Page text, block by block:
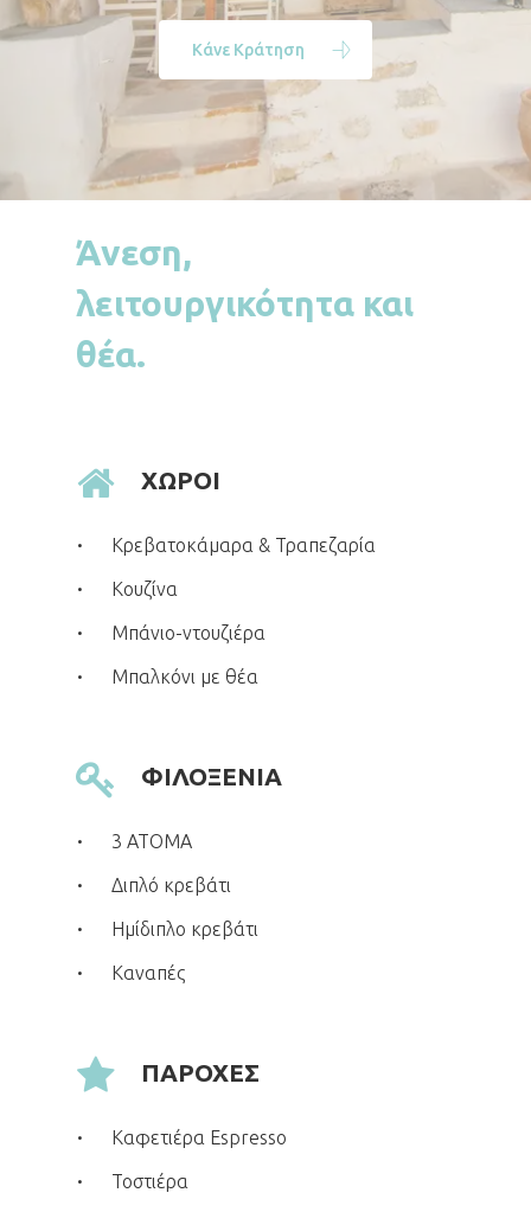
Κάνε Κράτηση
Άνεση,
λειτουργικότητα και
θέα.
ΧΩΡΟΙ
Κρεβατοκάμαρα & Τραπεζαρία
Κουζίνα
Μπάνιο-ντουζιέρα
Μπαλκόνι με θέα
ΦΙΛΟΞΕΝΙΑ
3 ΑΤΟΜΑ
Διπλό κρεβάτι
Ημίδιπλο κρεβάτι
Καναπές
ΠΑΡΟΧΕΣ
Καφετιέρα Espresso
Τοστιέρα